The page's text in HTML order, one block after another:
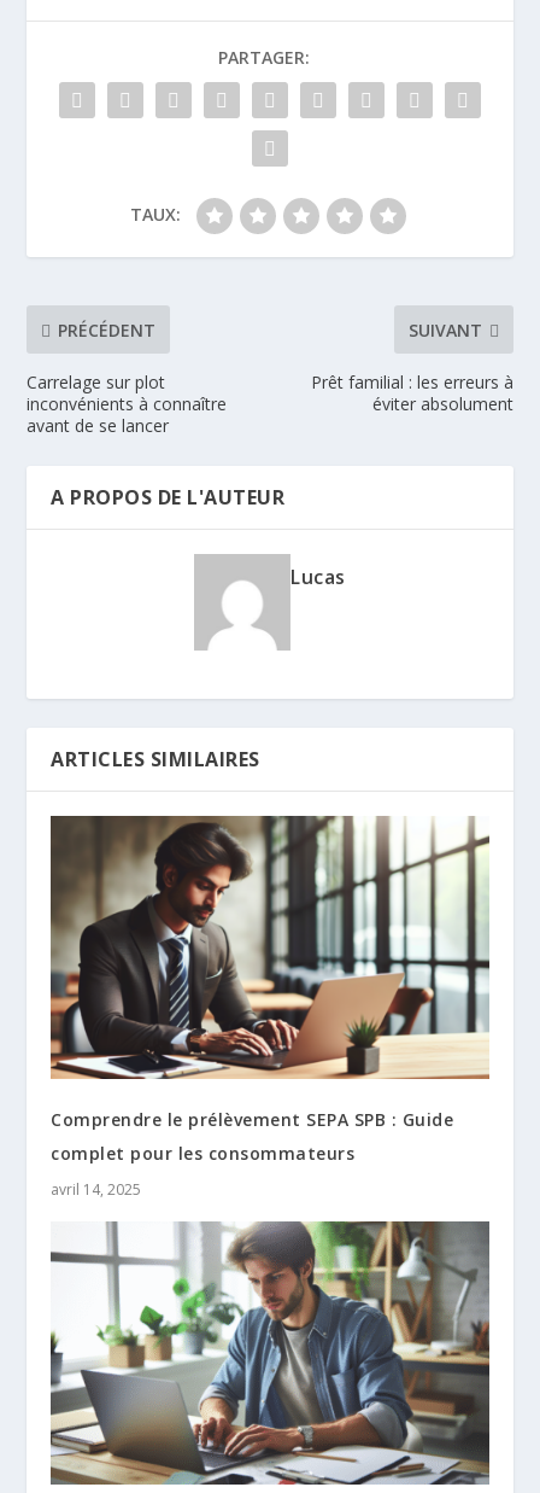
PARTAGER:
TAUX:
PRÉCÉDENT
Carrelage sur plot
inconvénients à connaître
avant de se lancer
SUIVANT
Prêt familial : les erreurs à
éviter absolument
A PROPOS DE L'AUTEUR
Lucas
ARTICLES SIMILAIRES
Comprendre le prélèvement SEPA SPB : Guide
complet pour les consommateurs
avril 14, 2025